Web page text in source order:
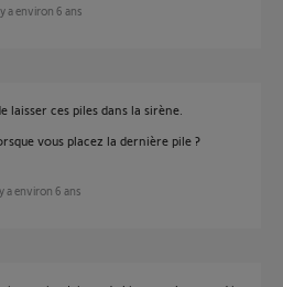
y a environ 6 ans
laisser ces piles dans la sirène.
vous placez la dernière pile ?
a environ 6 ans